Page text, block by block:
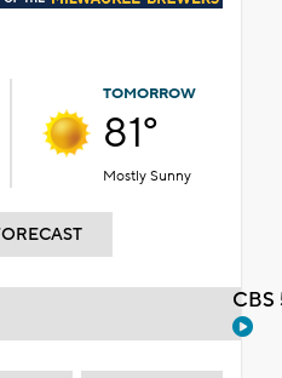
TOMORROW
81°
Mostly Sunny